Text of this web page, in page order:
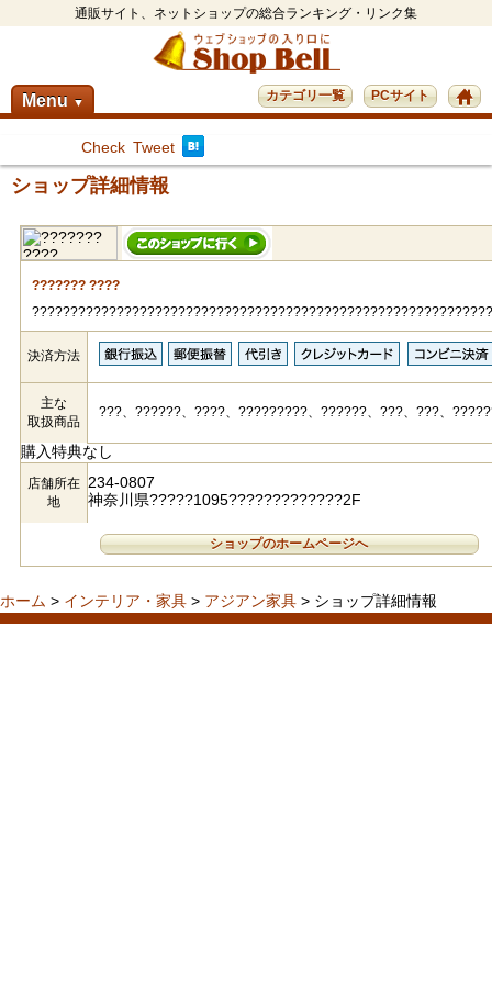
通販サイト、ネットショップの総合ランキング・リンク集
Menu ▼ PCサイト
カテゴリ一覧
Check Tweet
ショップ詳細情報
??????? ????
決済方法
主な
取扱商品
???、??????、????、?????????、??????、???、???、
購入特典なし
店舗所在
地
234-0807
神奈川県?????1095?????????????2F
ショップのホームページへ
ホーム > インテリア・家具 > アジアン家具 > ショップ詳細情報